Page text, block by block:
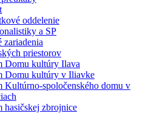
oddelenie
a SP
zariadenia
priestorov
Domu kultúry Ilava
Domu kultúry v Iliavke
Kultúrno-spoločenského domu v
hasičskej zbrojnice